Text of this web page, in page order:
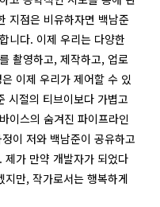
지점은 비유하자면 백남준
니다. 이제 우리는 다양한
촬영하고, 제작하고, 업로
이제 우리가 제어할 수 있
시절의 티브이보다 가볍고
이스의 숨겨진 파이프라인
이 저와 백남준이 공유하고
가 만약 개발자가 되었다
만, 작가로서는 행복하게